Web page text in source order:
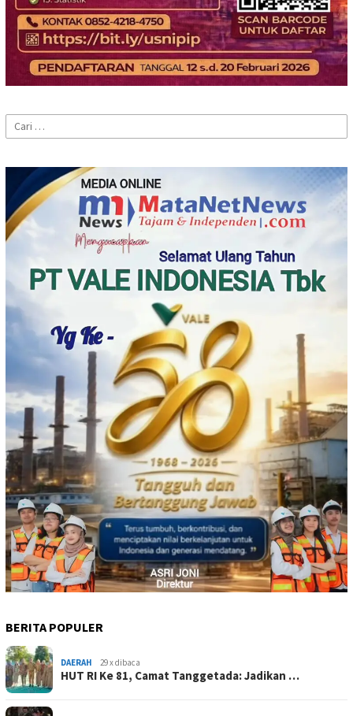
Cari
untuk:
BERITA POPULER
DAERAH 29 x dibaca
HUT RI Ke 81, Camat Tanggetada: Jadikan …